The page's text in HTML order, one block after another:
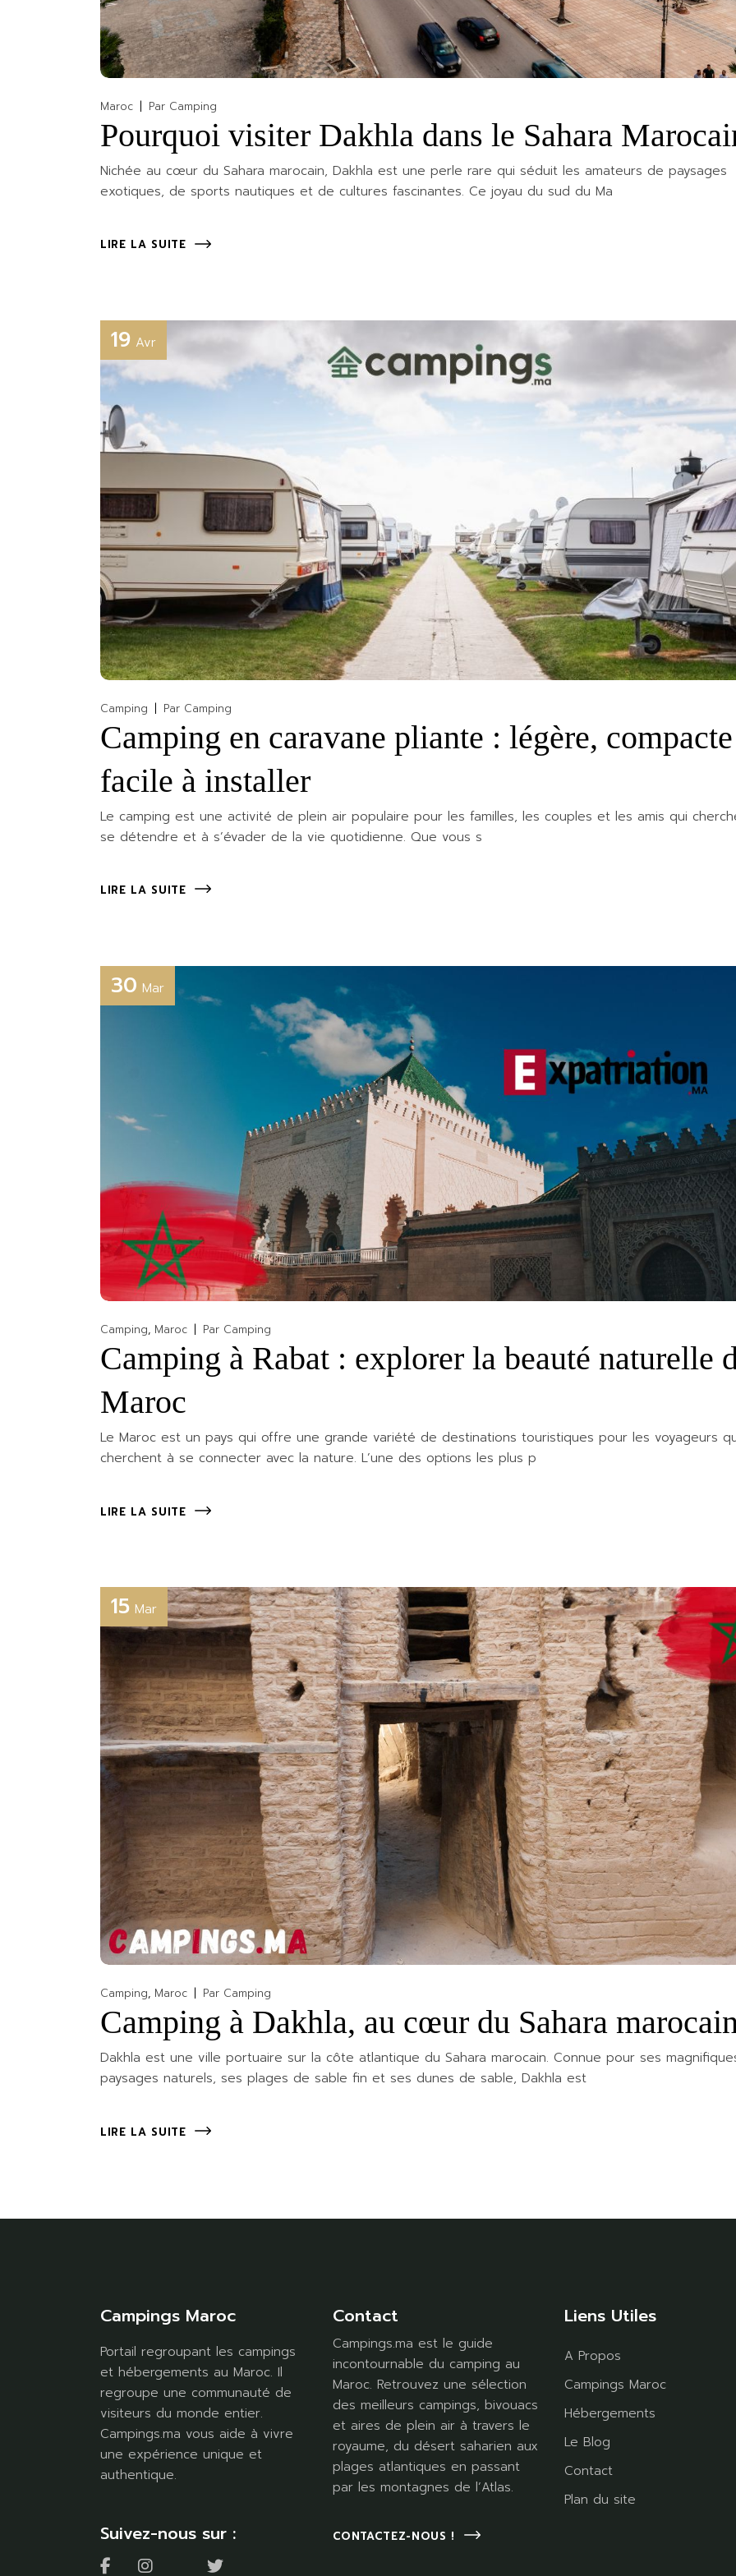
Maroc Par Camping
Pourquoi visiter Dakhla dans le Sahara
Nichée au cœur du Sahara marocain, Dakhla est une perle rare qui séduit les amateurs de paysages
exotiques, de sports nautiques et de cultures fascinantes. Ce joyau du sud du Ma
LIRE LA SUITE
19 Avr
Camping Par Camping
Camping en caravane pliante : légère,
facile à installer
Le camping est une activité de plein air populaire pour les familles, les couples et les amis qui
se détendre et à s’évader de la vie quotidienne. Que vous s
LIRE LA SUITE
30 Mar
Camping Maroc Par Camping
Camping à Rabat : explorer la beauté naturelle
Maroc
Le Maroc est un pays qui offre une grande variété de destinations touristiques pour les voyageurs
cherchent à se connecter avec la nature. L’une des options les plus p
LIRE LA SUITE
15 Mar
Camping Maroc Par Camping
Camping à Dakhla, au cœur du Sahara
Dakhla est une ville portuaire sur la côte atlantique du Sahara marocain. Connue pour ses
paysages naturels, ses plages de sable fin et ses dunes de sable, Dakhla est
LIRE LA SUITE
Campings Maroc
Portail regroupant les campings
et hébergements au Maroc. Il
regroupe une communauté de
visiteurs du monde entier.
Campings.ma vous aide à vivre
une expérience unique et
authentique.
Suivez-nous sur :
Contact
Campings.ma est le guide
incontournable du camping au
Maroc. Retrouvez une sélection
des meilleurs campings, bivouacs
et aires de plein air à travers le
royaume, du désert saharien aux
plages atlantiques en passant
par les montagnes de l’Atlas.
CONTACTEZ-NOUS !
Liens Utiles
A Propos
Campings Maroc
Hébergements
Le Blog
Contact
Plan du site